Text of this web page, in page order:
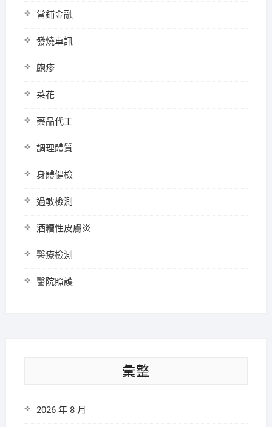
當鋪金融
發燒車訊
皰疹
菜花
藥品代工
調理體質
身體健檢
過敏檢測
酒糟性皮膚炎
醫療檢測
醫院照護
彙整
2026 年 8 月